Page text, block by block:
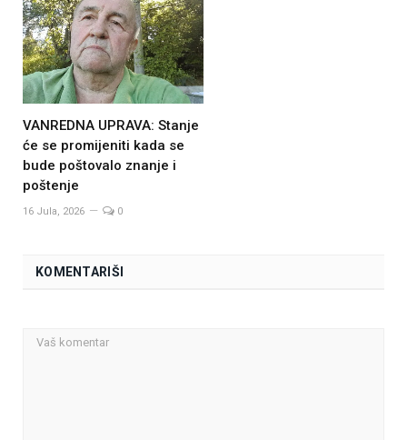
VANREDNA UPRAVA: Stanje
će se promijeniti kada se
bude poštovalo znanje i
poštenje
16 Jula, 2026 0
KOMENTARIŠI